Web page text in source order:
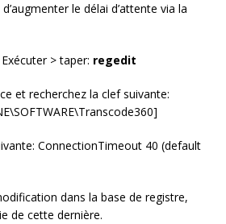
le délai d’attente via la
> taper: regedit
et recherchez la clef suivante:
ConnectionTimeout 40 (default
dans la base de registre,
de cette dernière.